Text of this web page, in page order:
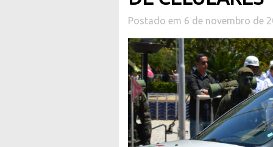
Postado em 6 de novembro de